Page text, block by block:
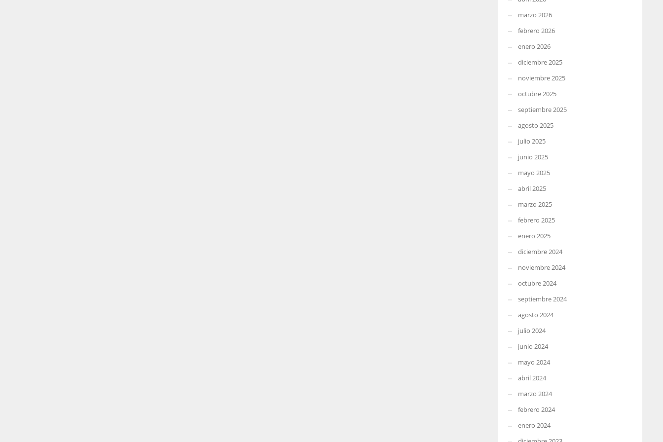
marzo 2026
febrero 2026
enero 2026
diciembre 2025
noviembre 2025
octubre 2025
septiembre 2025
agosto 2025
julio 2025
junio 2025
mayo 2025
abril 2025
marzo 2025
febrero 2025
enero 2025
diciembre 2024
noviembre 2024
octubre 2024
septiembre 2024
agosto 2024
julio 2024
junio 2024
mayo 2024
abril 2024
marzo 2024
febrero 2024
enero 2024